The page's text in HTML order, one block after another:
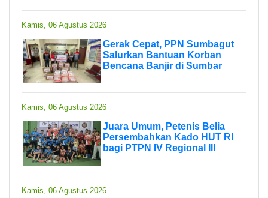
Kamis, 06 Agustus 2026
Gerak Cepat, PPN Sumbagut
Salurkan Bantuan Korban
Bencana Banjir di Sumbar
Kamis, 06 Agustus 2026
Juara Umum, Petenis Belia
Persembahkan Kado HUT RI
bagi PTPN IV Regional III
Kamis, 06 Agustus 2026